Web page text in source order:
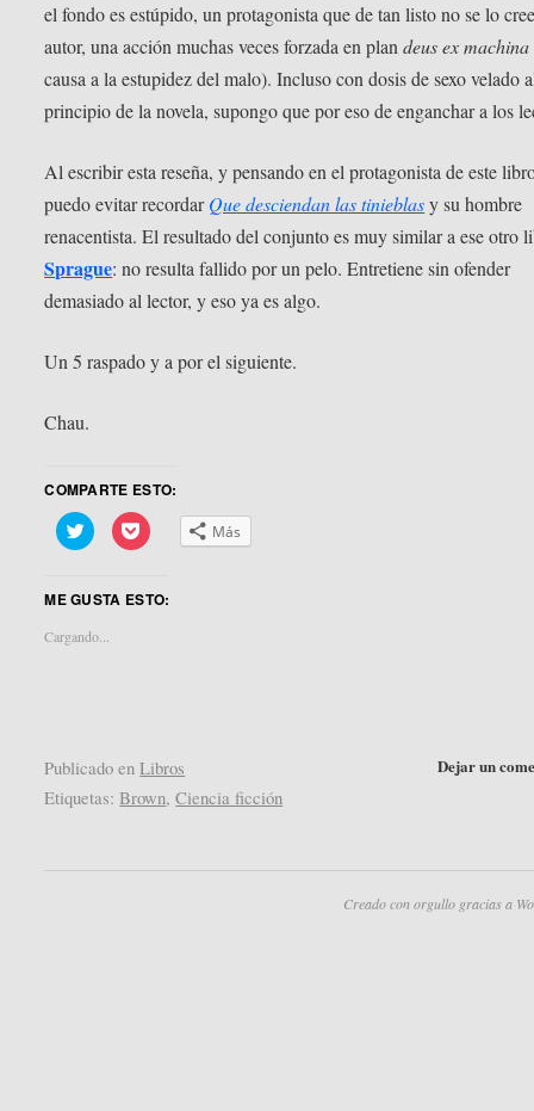
el fondo es estúpido, un protagonista que de tan listo no se lo
autor, una acción muchas veces forzada en plandeus ex machina
causa a la estupidez del malo). Incluso con dosis de sexo velado
principio de la novela, supongo que por eso de enganchar a los
Al escribir esta reseña, y pensando en el protagonista de este
puedo evitar recordarQue desciendan las tinieblasy su hombre
renacentista. El resultado del conjunto es muy similar a ese otro
Sprague: no resulta fallido por un pelo. Entretiene sin ofender
demasiado al lector, y eso ya es algo.
Un 5 raspado y a por el siguiente.
Chau.
COMPARTE ESTO:
Haz
clic
Twitter
abre
en
Haz
clic
Pocket
Más
ME GUSTA ESTO:
Cargando...
Dejar un
Publicado en Libros
Etiquetas: Brown,Ciencia ficción
Creado con orgullo gracias a